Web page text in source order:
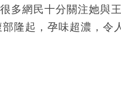
多網民十分關注她與
隆起，孕味超濃，令